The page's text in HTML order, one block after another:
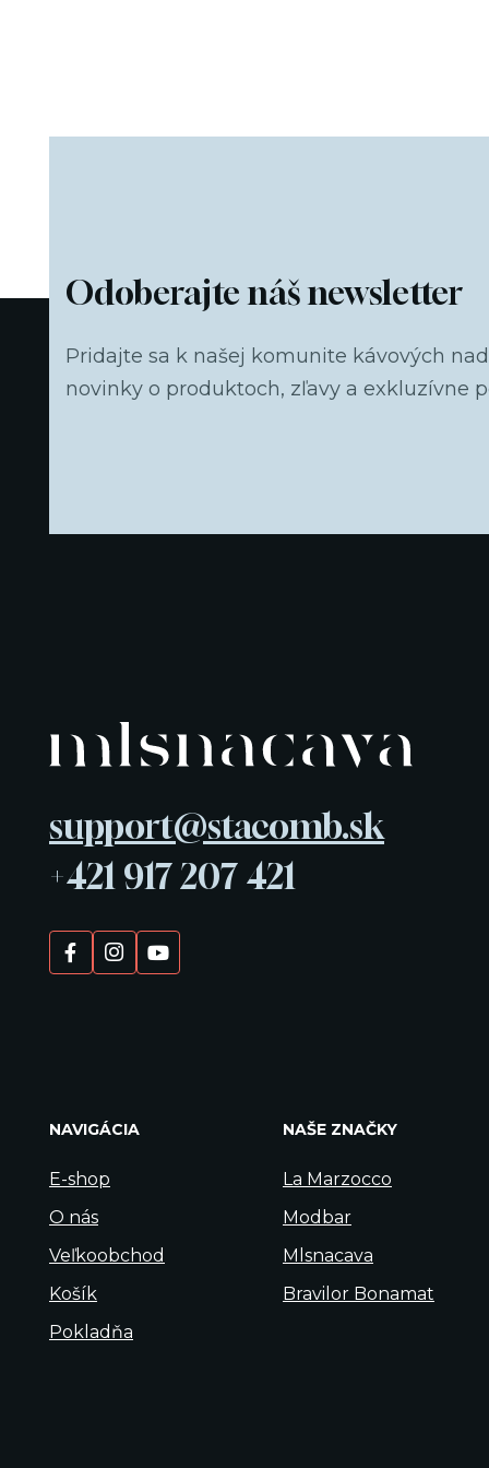
Odoberajte náš newsletter
Pridajte sa k našej komunite kávových
novinky o produktoch, zľavy a exkluzívne
support@stacomb.sk
+421 917 207 421
NAVIGÁCIA
E-shop
O nás
Veľkoobchod
Košík
Pokladňa
NAŠE ZNAČKY
La Marzocco
Modbar
Mlsnacava
Bravilor Bonamat